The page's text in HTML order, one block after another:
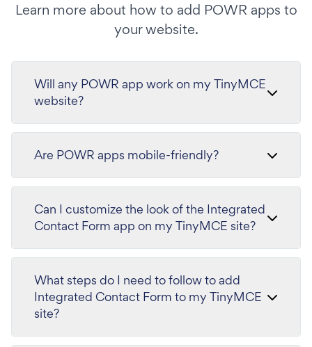
Learn more about how to add POWR apps to
your website.
Will any POWR app work on my TinyMCE
website?
Are POWR apps mobile-friendly?
Can I customize the look of the Integrated
Contact Form app on my TinyMCE site?
What steps do I need to follow to add
Integrated Contact Form to my TinyMCE
site?